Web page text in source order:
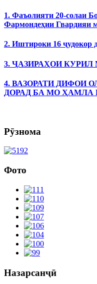
1. Фаъолияти 20-солаи
Фармондеҳии Гвардияи
2. Иштироки 16 ҷудокор
3. ҶАЗИРАҲОИ КУРИЛ
4. ВАЗОРАТИ ДИФОИ
ДОРАД БА МО ҲАМЛА
Рӯзнома
Фото
Назарсанҷӣ